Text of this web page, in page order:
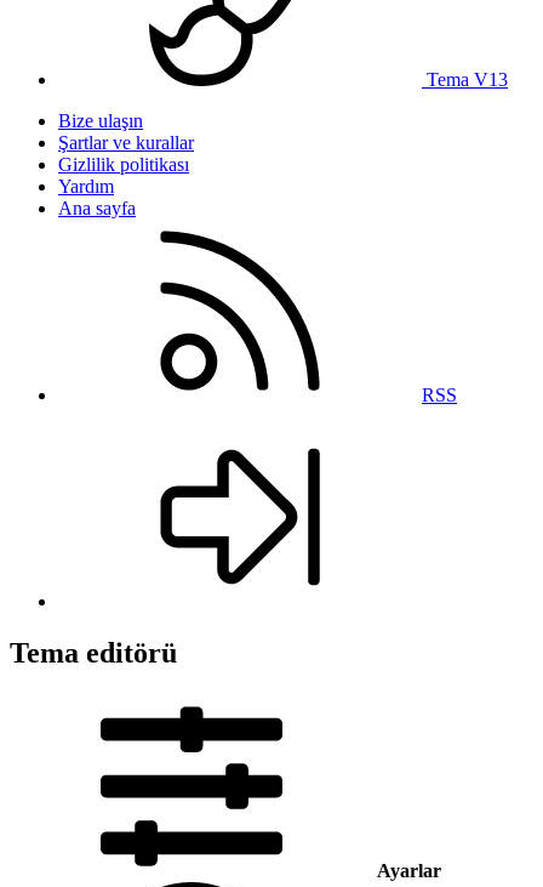
Tema V13
Bize ulaşın
Şartlar ve kurallar
Gizlilik politikası
Yardım
Ana sayfa
RSS
Tema editörü
Ayarlar